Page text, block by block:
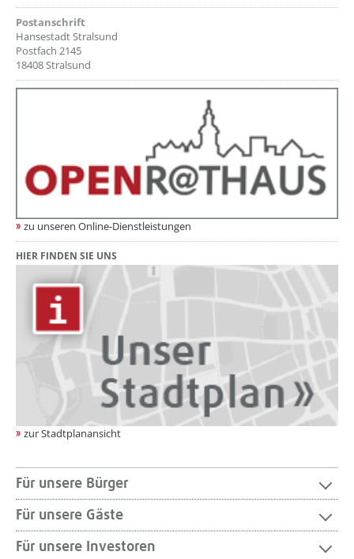
Postanschrift
Hansestadt Stralsund
Postfach 2145
18408 Stralsund
zu unseren Online-Dienstleistungen
HIER FINDEN SIE UNS
zur Stadtplanansicht
Für unsere Bürger
Für unsere Gäste
Für unsere Investoren